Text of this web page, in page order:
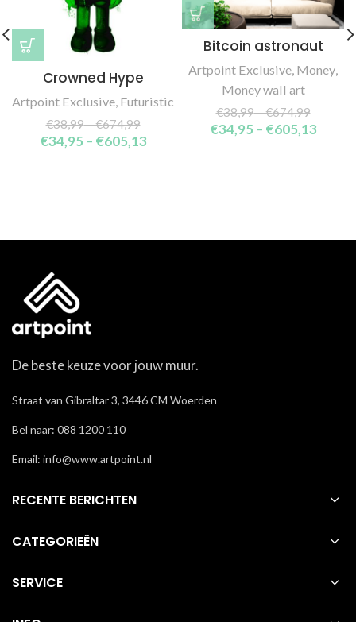
Crowned Hype
Artpoint Exclusive, Futuristic
€38,99–€674,99
€34,95 – €605,13
Bitcoin astronaut
Artpoint Exclusive Money
Money wall art
€38,99–€674,99
€34,95 – €605,13
De beste keuze voor jouw muur.
Straat van Gibraltar 3, 3446 CM Woerden
Bel naar: 088 1200 110
Email: info@www.artpoint.nl
RECENTE BERICHTEN
CATEGORIEËN
SERVICE